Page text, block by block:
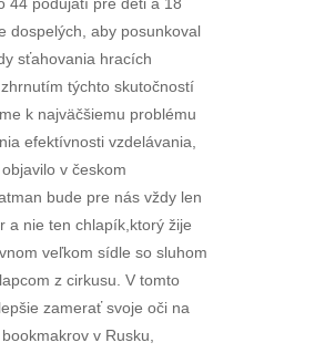
dospelých, aby posunkoval
sťahovania hracích
týchto skutočností
k najväčšiemu problému
efektívnosti vzdelávania,
v českom
bude pre nás vždy len
a nie ten chlapík,ktorý žije
veľkom sídle so sluhom
z cirkusu. V tomto
zamerať svoje oči na
v Rusku,